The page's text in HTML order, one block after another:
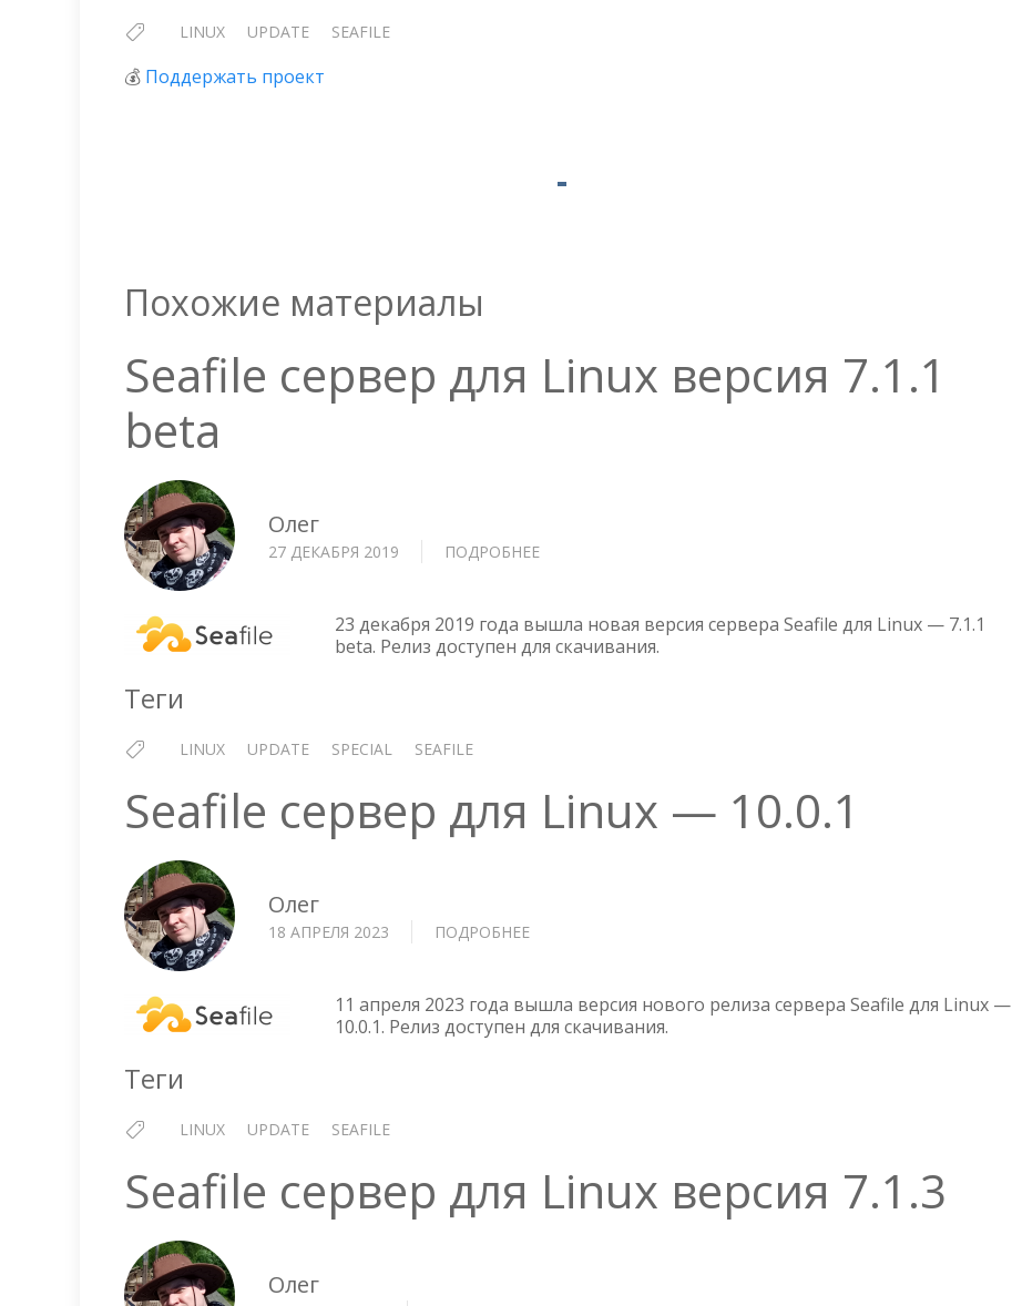
LINUX UPDATE SEAFILE
💰 Поддержать проект
Похожие материалы
Seafile сервер для Linux версия 7.1.1
beta
Олег
27 ДЕКАБРЯ 2019 ПОДРОБНЕЕ
ДЛЯ
LINUX
23 декабря 2019 года вышла новая версия сервера Seafile для Linux — 7.1.1
beta. Релиз доступен для скачивания.
Теги
LINUX UPDATE SPECIAL SEAFILE
Seafile сервер для Linux — 10.0.1
Олег
18 АПРЕЛЯ 2023 ПОДРОБНЕЕ
ДЛЯ
LINUX
11 апреля 2023 года вышла версия нового релиза сервера Seafile для Linux —
10.0.1. Релиз доступен для скачивания.
Теги
LINUX UPDATE SEAFILE
Seafile сервер для Linux версия 7.1.3
Олег